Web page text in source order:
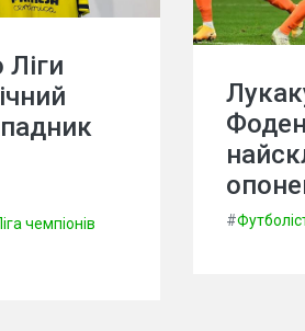
чемпіонів
#